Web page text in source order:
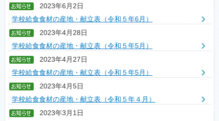
2023年6月2日
学校給食食材の産地・献立表（令和５年6月）
2023年4月28日
学校給食食材の産地・献立表（令和５年5月）
2023年4月27日
学校給食食材の産地・献立表（令和５年5月）
2023年4月5日
学校給食食材の産地・献立表（令和５年４月）
2023年3月1日